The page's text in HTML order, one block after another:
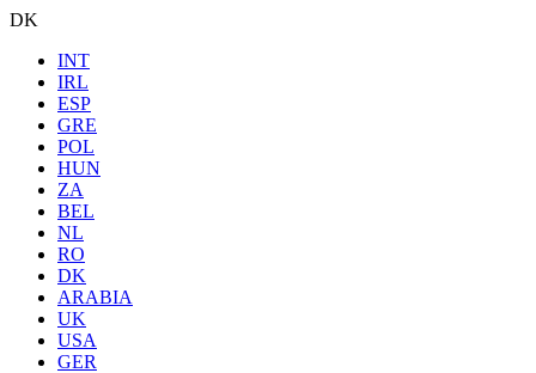
DK
INT
IRL
ESP
GRE
POL
HUN
ZA
BEL
NL
RO
DK
ARABIA
UK
USA
GER